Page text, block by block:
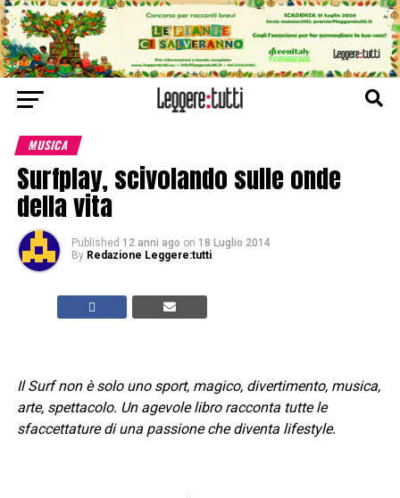
MUSICA
Surfplay, scivolando sulle onde
della vita
Published 12 anni ago on 18 Luglio 2014
By Redazione Leggere:tutti
Il Surf non è solo uno sport, magico, divertimento, musica,
arte, spettacolo. Un agevole libro racconta tutte le
sfaccettature di una passione che diventa lifestyle.